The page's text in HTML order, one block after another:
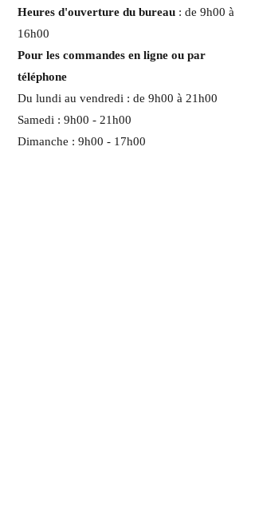
Heures d'ouverture du bureau : de 9h00 à
16h00
Pour les commandes en ligne ou par
téléphone
Du lundi au vendredi : de 9h00 à 21h00
Samedi : 9h00 - 21h00
Dimanche : 9h00 - 17h00